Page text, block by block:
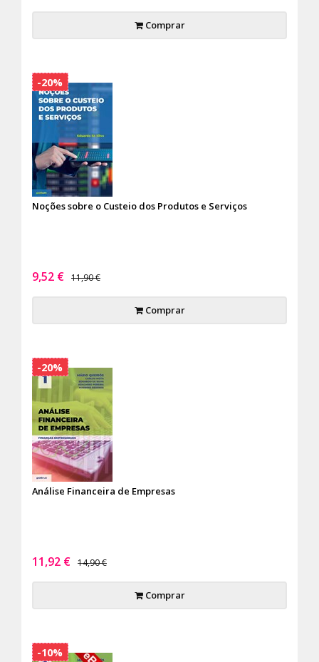
Comprar
Noções sobre o Custeio dos Produtos e Serviços
9,52 € 11,90 €
Comprar
-20%
Análise Financeira de Empresas
11,92 € 14,90 €
Comprar
-20%
-10%